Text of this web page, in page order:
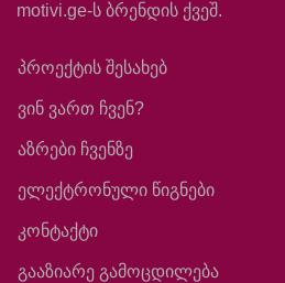
motivi.ge-ს ბრენდის ქვეშ.
პროექტის შესახებ
ვინ ვართ ჩვენ?
აზრები ჩვენზე
ელექტრონული წიგნები
კონტაქტი
გააზიარე გამოცდილება